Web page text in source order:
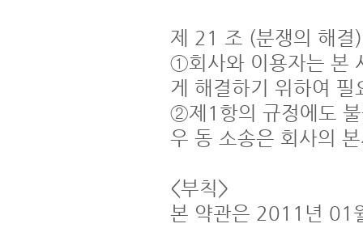
제 21 조 (분쟁의 해결)
①회사와 이용자는 본
게 해결하기 위하여
②제1항의 규정에도
우 동 소송은 회사의
<부칙>